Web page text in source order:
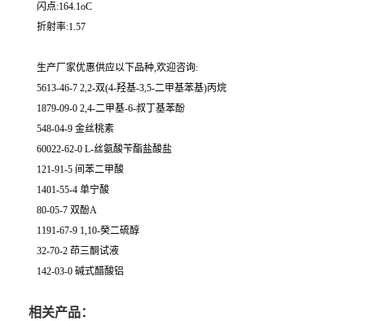
闪点:164.1oC
折射率:1.57
生产厂家优惠供应以下品种,欢迎咨询:
5613-46-7 2,2-双(4-羟基-3,5-二甲基苯基)丙烷
1879-09-0 2,4-二甲基-6-叔丁基苯酚
548-04-9 金丝桃素
60022-62-0 L-丝氨酸苄酯盐酸盐
121-91-5 间苯二甲酸
1401-55-4 单宁酸
80-05-7 双酚A
1191-67-9 1,10-癸二硫醇
32-70-2 茚三酮试液
142-03-0 碱式醋酸铝
相关产品：